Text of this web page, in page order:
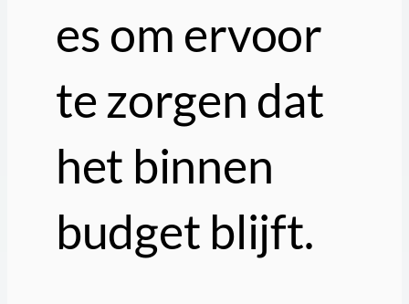
es om ervoor
te zorgen dat
het binnen
budget blijft.